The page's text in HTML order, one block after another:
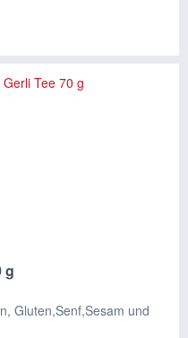
g
Gluten,Senf,Sesam und